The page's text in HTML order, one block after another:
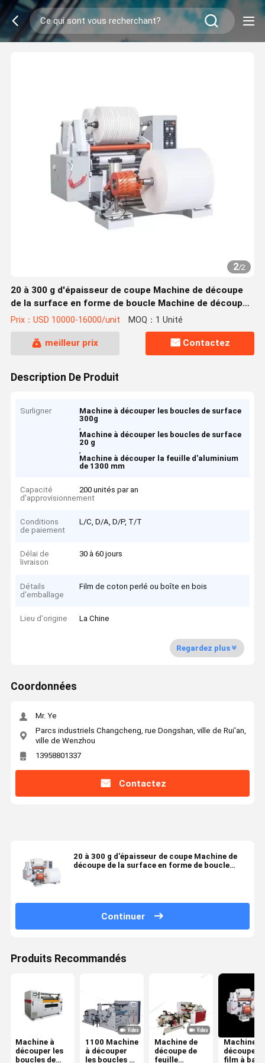
2/2
20 à 300 g d'épaisseur de coupe Machine de découpe
de la surface en forme de boucle Machine de découpe
de feuille d'aluminium avec lame circulaire
Prix：USD 10000-16000/unit MOQ：1 Unité
meilleur prix Contactez
Description De Produit
Surligner
Machine à découper les boucles de surface
300g
,
Machine à découper les boucles de surface
20 g
,
Machine à découper la feuille d'aluminium
de 1300 mm
Capacité
d'approvisionnement
200 unités par an
Conditions
de paiement
L/C, D/A, D/P, T/T
Délai de
livraison
30 à 60 jours
Détails
d'emballage
Film de coton perlé ou boîte en bois
Lieu d'origine La Chine
Regardez plus
Coordonnées
Mr. Ye
Parcs industriels Changcheng, rue Dongshan, ville de Rui'an,
ville de Wenzhou
13958801337
Contactez
20 à 300 g d'épaisseur de coupe Machine de
découpe de la surface en forme de boucle
Continuer
Produits Recommandés
Machine à
découper les
boucles de
1100 Machine
à découper
les boucles de
Machine de
découpe de
feuille
Machine
découpe
film à